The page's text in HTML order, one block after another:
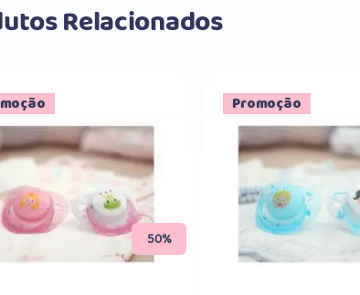
Relacionados
50%
Comprar
Promoção